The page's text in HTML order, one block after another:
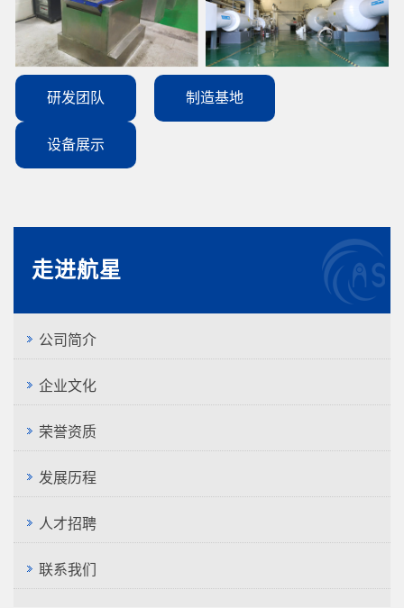
研发团队 制造基地
设备展示
走进航星
公司简介
企业文化
荣誉资质
发展历程
人才招聘
联系我们